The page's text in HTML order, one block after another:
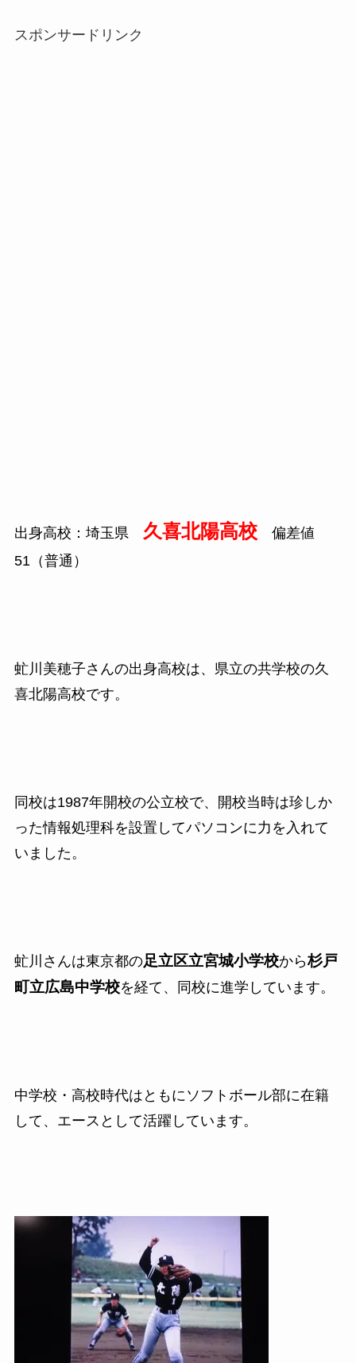
スポンサードリンク
出身高校：埼玉県 久喜北陽高校偏差値
51（普通）
虻川美穂子さんの出身高校は、県立の共学校の久
喜北陽高校です。
同校は1987年開校の公立校で、開校当時は珍しか
った情報処理科を設置してパソコンに力を入れて
いました。
虻川さんは東京都の足立区立宮城小学校から杉戸
町立広島中学校を経て、同校に進学しています。
中学校・高校時代はともにソフトボール部に在籍
して、エースとして活躍しています。